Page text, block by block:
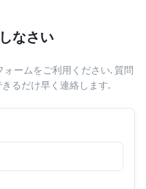
なさい
ームをご利用ください. 質問
るだけ早く連絡します.